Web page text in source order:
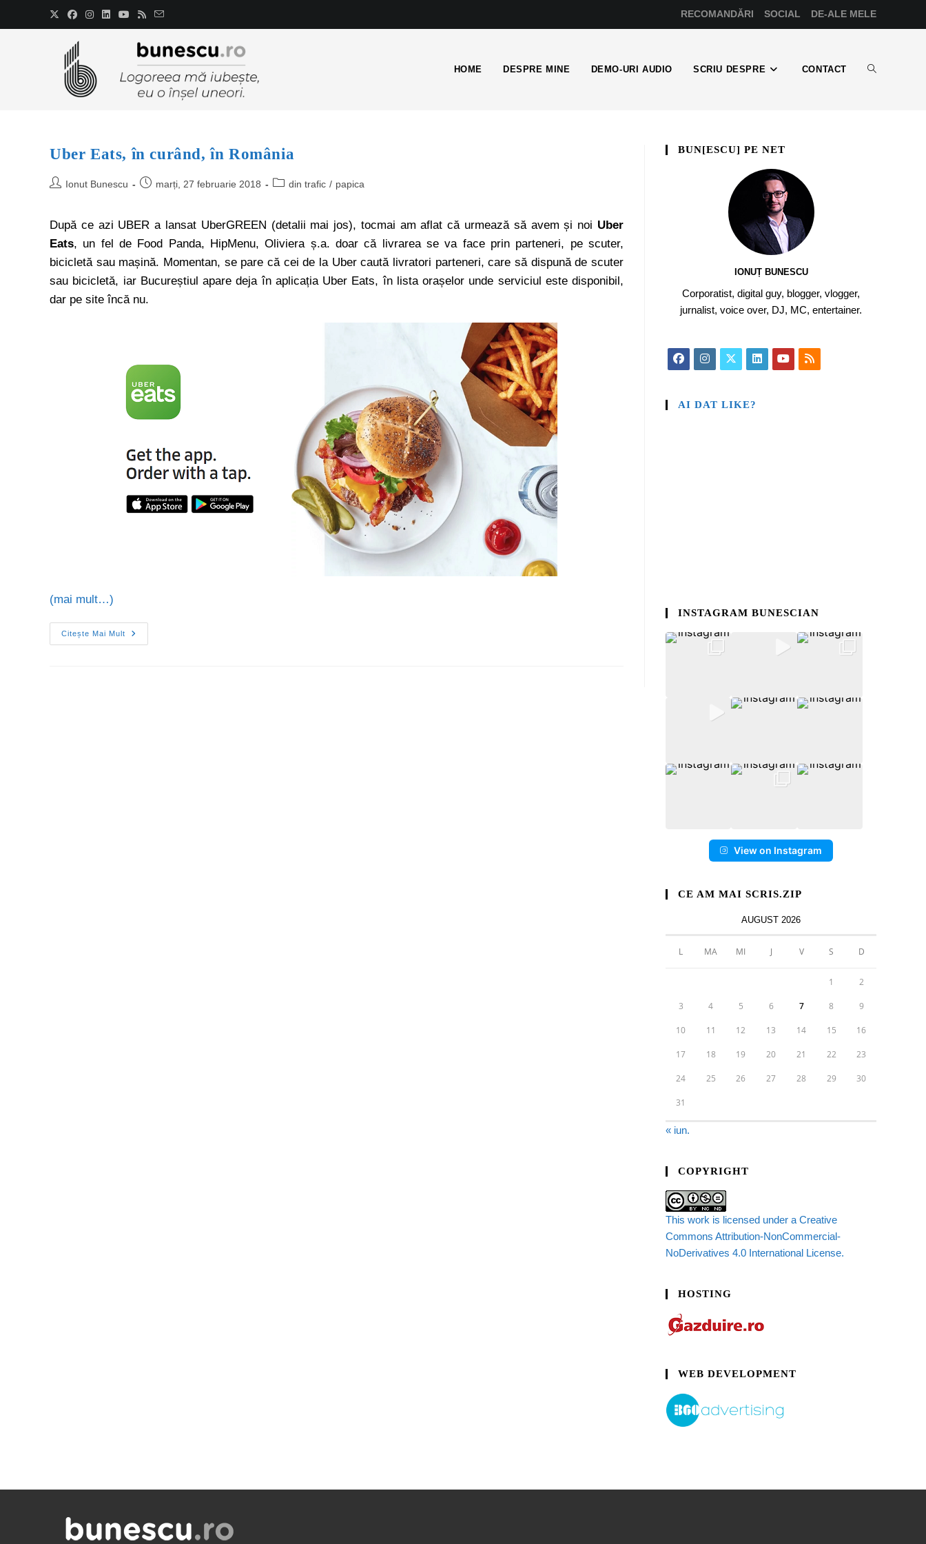
RECOMANDĂRI SOCIAL DE-ALE MELE
HOME DESPRE MINE DEMO-URI AUDIO SCRIU DESPRE CONTACT
Uber Eats, în curând, în România
Ionut Bunescu marți, 27 februarie 2018 din trafic / papica
După ce azi UBER a lansat UberGREEN (detalii mai jos), tocmai am aflat că urmează să avem și noi Uber
Eats, un fel de Food Panda, HipMenu, Oliviera ș.a. doar că livrarea se va face prin parteneri, pe scuter,
bicicletă sau mașină. Momentan, se pare că cei de la Uber caută livratori parteneri, care să dispună de scuter
sau bicicletă, iar Bucureștiul apare deja în aplicația Uber Eats, în lista orașelor unde serviciul este disponibil,
dar pe site încă nu.
(mai mult…)
Citește Mai Mult
BUN[ESCU] PE NET
IONUȚ BUNESCU
Corporatist, digital guy, blogger, vlogger,
jurnalist, voice over, DJ, MC, entertainer.
AI DAT LIKE?
INSTAGRAM BUNESCIAN
View on Instagram
CE AM MAI SCRIS.ZIP
AUGUST 2026
L MA MI J V S D
1 2
3 4 5 6 7 8 9
10 11 12 13 14 15 16
17 18 19 20 21 22 23
24 25 26 27 28 29 30
31
« iun.
COPYRIGHT
This work is licensed under a Creative
Commons Attribution-NonCommercial-
NoDerivatives 4.0 International License.
HOSTING
WEB DEVELOPMENT